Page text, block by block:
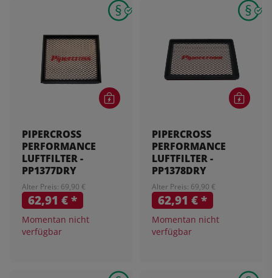
PIPERCROSS
PERFORMANCE
LUFTFILTER -
PP1377DRY
Alter Preis: 69,90 €
62,91 €*
Momentan nicht
verfügbar
PIPERCROSS
PERFORMANCE
LUFTFILTER -
PP1378DRY
Alter Preis: 69,90 €
62,91 €*
Momentan nicht
verfügbar